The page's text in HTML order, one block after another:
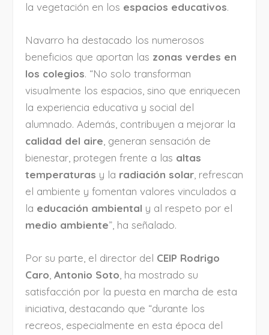
la vegetación en los espacios educativos.
Navarro ha destacado los numerosos
beneficios que aportan las zonas verdes en
los colegios. “No solo transforman
visualmente los espacios, sino que enriquecen
la experiencia educativa y social del
alumnado. Además, contribuyen a mejorar la
calidad del aire , generan sensación de
bienestar, protegen frente a las altas
temperaturas y la radiación solar , refrescan
el ambiente y fomentan valores vinculados a
la educación ambiental y al respeto por el
medio ambiente”, ha señalado.
Por su parte, el director del CEIP Rodrigo
Caro,Antonio Soto, ha mostrado su
satisfacción por la puesta en marcha de esta
iniciativa, destacando que “durante los
recreos, especialmente en esta época del